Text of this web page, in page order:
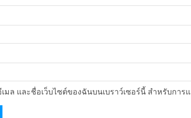
มล และชื่อเว็บไซต์ของฉันบนเบราว์เซอร์นี้ สำหรับการ